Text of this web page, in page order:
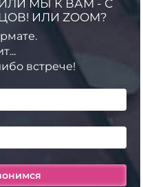
МЫ К ВАМ - С
ИЛИ ZOOM?
встрече!